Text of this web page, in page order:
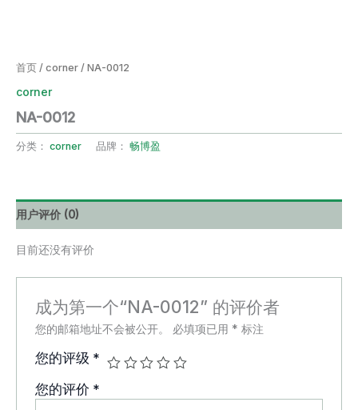
首页 / corner / NA-0012
corner
NA-0012
分类： corner 品牌： 畅博盈
用户评价 (0)
目前还没有评价
成为第一个“NA-0012” 的评价者
您的邮箱地址不会被公开。 必填项已用 * 标注
您的评级 *
您的评价 *